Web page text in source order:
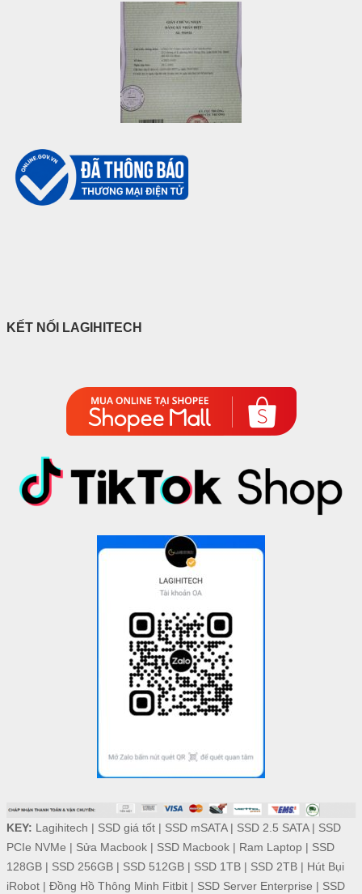
KẾT NỐI LAGIHITECH
KEY: Lagihitech | SSD giá tốt| SSD mSATA| SSD 2.5 SATA| SSD
PCIe NVMe | Sửa Macbook| SSD Macbook| Ram Laptop| SSD
128GB| SSD 256GB| SSD 512GB| SSD 1TB| SSD 2TB| Hút Bụi
iRobot| Đồng Hồ Thông Minh Fitbit| SSD Server Enterprise | SSD